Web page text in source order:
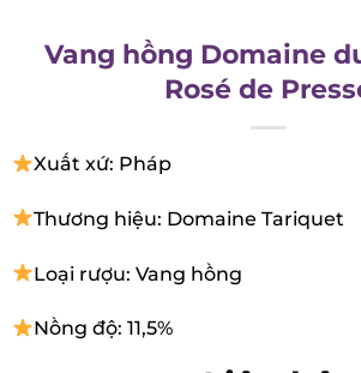
Vang hồng Domaine
Rosé de
Xuất xứ: Pháp
Thương hiệu: Domaine Tariquet
Loại rượu: Vang hồng
Nồng độ: 11,5%